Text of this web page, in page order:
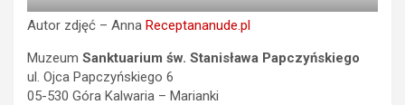
Autor zdjęć – Anna Receptananude.pl
Muzeum Sanktuarium św. Stanisława Papczyńskiego
ul. Ojca Papczyńskiego 6
05-530 Góra Kalwaria – Marianki